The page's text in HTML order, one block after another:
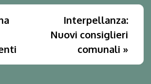
Interpellanza:
Nuovi consiglieri
comunali »